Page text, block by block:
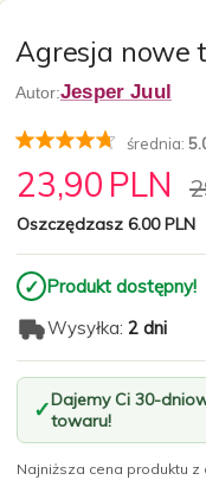
Agresja nowe
Autor:Jesper Juul
średnia:
23,90 PLN
Oszczędzasz 6.00 PLN
✓ Produkt dostępny!
Wysyłka: 2 dni
Dajemy Ci 30-
towaru!
Najniższa cena produktu z